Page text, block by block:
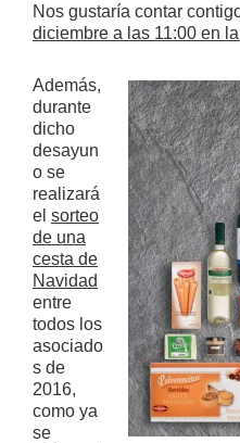
Nos gustaría contar
diciembre a las 11:00 en
Además,
durante
dicho
desayun
o se
realizará
el sorteo
de una
cesta de
Navidad
entre
todos los
asociado
s de
2016,
como ya
se